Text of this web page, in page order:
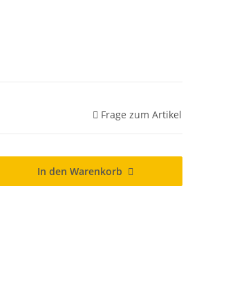
Frage zum Artikel
In den Warenkorb